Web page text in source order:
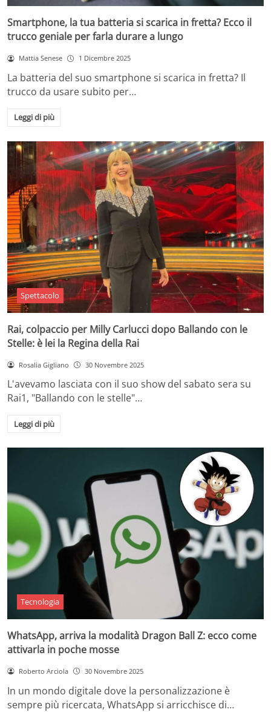
Smartphone, la tua batteria si scarica in fretta? Ecco il
trucco geniale per farla durare a lungo
Mattia Senese 1 Dicembre 2025
La batteria del suo smartphone si scarica in fretta? Il
trucco da usare subito per…
Leggi di più
Spettacolo
Rai, colpaccio per Milly Carlucci dopo Ballando con le
Stelle: è lei la Regina della Rai
Rosalia Gigliano 30 Novembre 2025
L'avevamo lasciata con il suo show del sabato sera su
Rai1, "Ballando con le stelle"…
Leggi di più
Tecnologia
WhatsApp, arriva la modalità Dragon Ball Z: ecco come
attivarla in poche mosse
Roberto Arciola 30 Novembre 2025
In un mondo digitale dove la personalizzazione è
sempre più ricercata, WhatsApp si arricchisce di…